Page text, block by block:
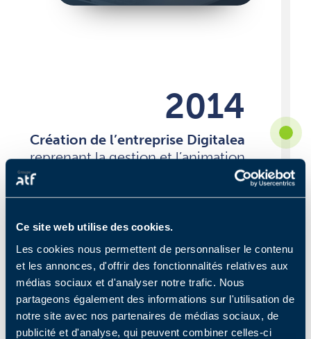
Ce site web utilise des cookies.
Les cookies nous permettent de personnaliser le contenu
et les annonces, d'offrir des fonctionnalités relatives aux
médias sociaux et d'analyser notre trafic. Nous
partageons également des informations sur l'utilisation de
notre site avec nos partenaires de médias sociaux, de
publicité et d'analyse, qui peuvent combiner celles-ci
2014
Création de l’entreprise Digitalea
reprenant la gestion et l’animation
des sites e-commerce du groupe